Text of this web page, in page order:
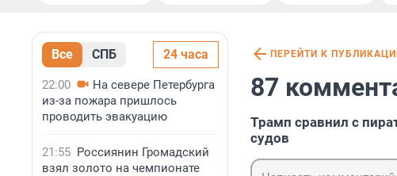
Все СПБ 24 часа
22:00
На севере Петербурга
из-за пожара пришлось
проводить эвакуацию
21:55 Россиянин Громадский
взял золото на чемпионате
ПЕРЕЙТИ К
87
Трамп сравнил с
судов